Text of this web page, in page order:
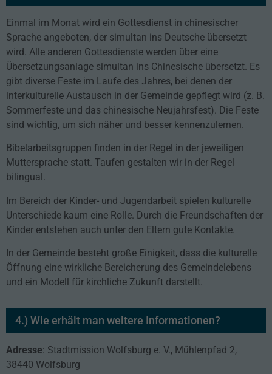
Einmal im Monat wird ein Gottesdienst in chinesischer
Sprache angeboten, der simultan ins Deutsche übersetzt
wird. Alle anderen Gottesdienste werden über eine
Übersetzungsanlage simultan ins Chinesische übersetzt. Es
gibt diverse Feste im Laufe des Jahres, bei denen der
interkulturelle Austausch in der Gemeinde gepflegt wird (z. B.
Sommerfeste und das chinesische Neujahrsfest). Die Feste
sind wichtig, um sich näher und besser kennenzulernen.
Bibelarbeitsgruppen finden in der Regel in der jeweiligen
Muttersprache statt. Taufen gestalten wir in der Regel
bilingual.
Im Bereich der Kinder- und Jugendarbeit spielen kulturelle
Unterschiede kaum eine Rolle. Durch die Freundschaften der
Kinder entstehen auch unter den Eltern gute Kontakte.
In der Gemeinde besteht große Einigkeit, dass die kulturelle
Öffnung eine wirkliche Bereicherung des Gemeindelebens
und ein Modell für kirchliche Zukunft darstellt.
4.) Wie erhält man weitere Informationen?
Adresse: Stadtmission Wolfsburg e. V., Mühlenpfad 2,
38440 Wolfsburg